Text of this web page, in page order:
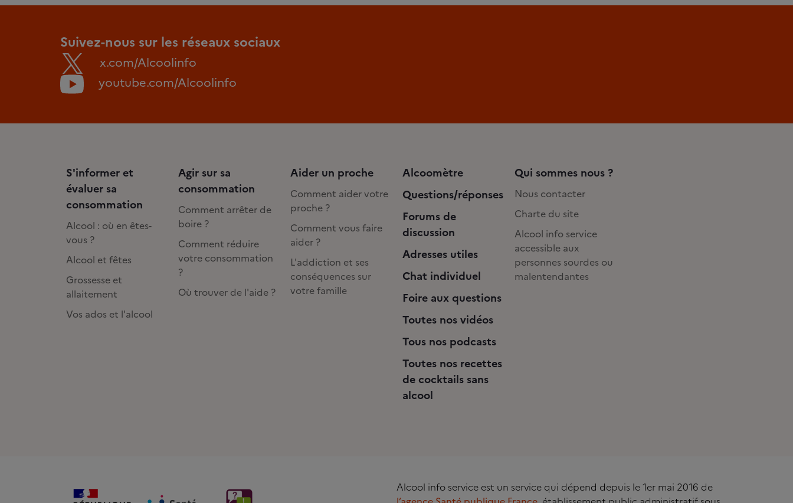
Suivez-nous sur les réseaux sociaux
x.com/Alcoolinfo
youtube.com/Alcoolinfo
S'informer et
évaluer sa
consommation
Alcool : où en êtes-
vous ?
Alcool et fêtes
Grossesse et
allaitement
Vos ados et l'alcool
Agir sur sa
consommation
Comment arrêter de
boire ?
Comment réduire
votre consommation
?
Où trouver de l'aide ?
Aider un proche
Comment aider votre
proche ?
Comment vous faire
aider ?
L'addiction et ses
conséquences sur
votre famille
Alcoomètre
Questions/réponses
Forums de
discussion
Adresses utiles
Chat individuel
Foire aux questions
Toutes nos vidéos
Tous nos podcasts
Toutes nos recettes
de cocktails sans
alcool
Qui sommes nous ?
Nous contacter
Charte du site
Alcool info service
accessible aux
personnes sourdes ou
malentendantes
Alcool info service est un service qui dépend depuis le 1er mai 2016 de